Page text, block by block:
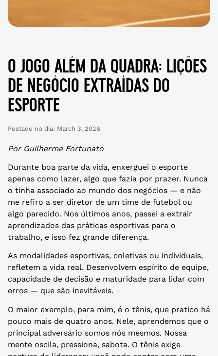
o jogo além da quadra: lições
de negócio extraídas do
esporte
Postado no dia: March 3, 2026
Por Guilherme Fortunato
Durante boa parte da vida, enxerguei o esporte
apenas como lazer, algo que fazia por prazer. Nunca
o tinha associado ao mundo dos negócios — e não
me refiro a ser diretor de um time de futebol ou
algo parecido. Nos últimos anos, passei a extrair
aprendizados das práticas esportivas para o
trabalho, e isso fez grande diferença.
As modalidades esportivas, coletivas ou individuais,
refletem a vida real. Desenvolvem espírito de equipe,
capacidade de decisão e maturidade para lidar com
erros — que são inevitáveis.
O maior exemplo, para mim, é o tênis, que pratico há
pouco mais de quatro anos. Nele, aprendemos que o
principal adversário somos nós mesmos. Nossa
mente oscila, pressiona, sabota. O tênis exige